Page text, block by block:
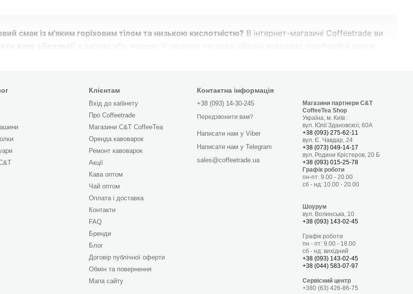
смак із м'яким горіховим тілом та низькою кислотністю? В інтернет-магазині Coffeetrade ви
каву з Бразилії
каталогу інтернет-магазину Coffeetrade, де представлена оригінальнакава з Бразилії
онлайн, а збалансований смак змусить вас закохатися в цей насичений і бадьорий класичний напій!
індустрії, Бразилія пропонує дивовижне розмаїття профілів. Наша
свіжообсмажена кава
де зерна проходять ретельний відбір, делікатне очищення та професійну термічну обробку,
преміальним напоєм без зайвих витрат.
зерно: візуальні критерії якості
Бразилії: порівняльна таблиця сортів
високогірних плантацій планети
з правильного заварювання бразильських лотів
Клієнтам
Вхід до кабінету
Про Сoffeetrade
Магазини C&T CoffeeTea
Оренда кавоварок
Ремонт кавоварок
Акції
Кава оптом
Чай оптом
Оплата і доставка
Контакти
FAQ
Бренди
Блог
Договір публічної оферти
Обмін та повернення
Мапа сайту
Контактна інформація
+38 (093) 14-30-245
Передзвонити вам?
Написати нам у Viber
Написати нам у Telegram
sales@coffeetrade.ua
Магазини партнери C&T
CoffeeTea Shop
Україна, м. Київ :
вул. Юлії Здановскої, 60А
+38 (093) 275-62-11
вул. Є. Чавдар, 24
+38 (073) 049-14-17
вул. Родини Крістеров, 20 Б
+38 (093) 015-25-78
Графік роботи
пн-пт: 9.00 - 20.00
сб - нд: 10.00 - 20.00
Шоурум
вул. Волинська, 10
+38 (093) 143-02-45
Графік роботи
пн - пт: 9.00 - 18.00
сб - нд: вихідний
+38 (093) 143-02-45
+38 (044) 583-07-97
Сервісний центр
+380 (63) 426-86-75